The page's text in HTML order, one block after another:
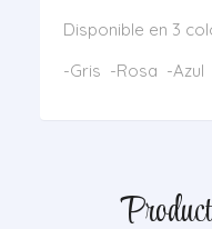
Disponible en 3
-Gris -Rosa -Azul